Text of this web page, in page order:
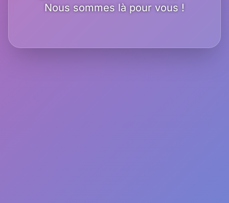
Nous sommes là pour vous !